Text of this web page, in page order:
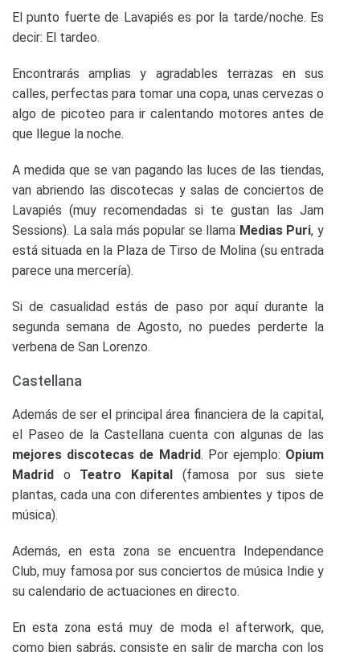
El punto fuerte de Lavapiés es por la tarde/noche. Es
decir: El tardeo.
Encontrarás amplias y agradables terrazas en sus
calles, perfectas para tomar una copa, unas cervezas o
algo de picoteo para ir calentando motores antes de
que llegue la noche.
A medida que se van pagando las luces de las tiendas,
van abriendo las discotecas y salas de conciertos de
Lavapiés (muy recomendadas si te gustan las Jam
Sessions). La sala más popular se llama Medias Puri, y
está situada en la Plaza de Tirso de Molina (su entrada
parece una mercería).
Si de casualidad estás de paso por aquí durante la
segunda semana de Agosto, no puedes perderte la
verbena de San Lorenzo.
Castellana
Además de ser el principal área financiera de la capital,
el Paseo de la Castellana cuenta con algunas de las
mejores discotecas de Madrid. Por ejemplo: Opium
Madrid o Teatro Kapital (famosa por sus siete
plantas, cada una con diferentes ambientes y tipos de
música).
Además, en esta zona se encuentra Independance
Club, muy famosa por sus conciertos de música Indie y
su calendario de actuaciones en directo.
En esta zona está muy de moda el afterwork, que,
como bien sabrás, consiste en salir de marcha con los